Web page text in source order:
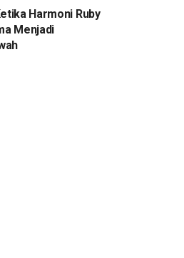
Harmoni Ruby
Menjadi